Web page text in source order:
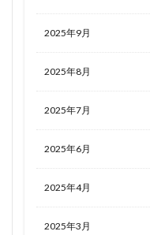
2025年9月
2025年8月
2025年7月
2025年6月
2025年4月
2025年3月